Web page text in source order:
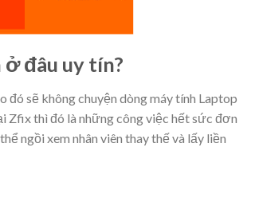
đâu uy tín?
đó sẽ không chuyện dòng máy tính Laptop
Zfix thì đó là những công việc hết sức đơn
ngồi xem nhân viên thay thế và lấy liền